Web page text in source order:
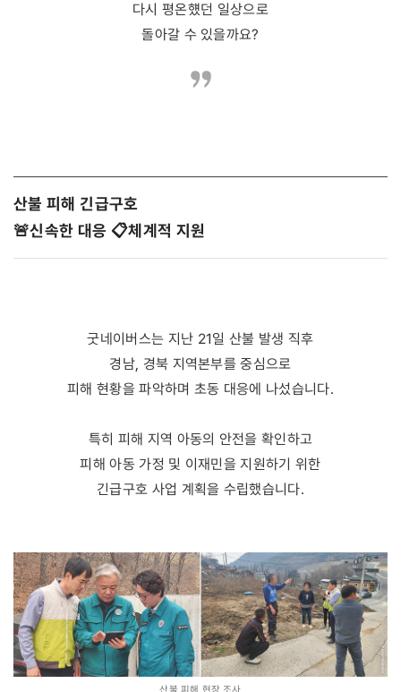
다시 평온헀던 일상으로
돌아갈 수 있을까요?
산불 피해 긴급구호
🚨신속한 대응 📋체계적 지원
굿네이버스는 지난 21일 산불 발생 직후
경남, 경북 지역본부를 중심으로
피해 현황을 파악하며 초동 대응에 나섰습니다.
특히 피해 지역 아동의 안전을 확인하고
피해 아동 가정 및 이재민을 지원하기 위한
긴급구호 사업 계획을 수립했습니다.